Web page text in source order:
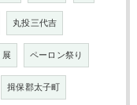
丸投三代吉
展 ペーロン祭り
揖保郡太子町